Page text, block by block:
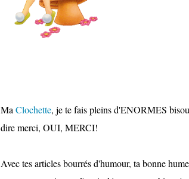
Ma Clochette, je te fais pleins d'ENORMES
dire merci, OUI, MERCI!
Avec tes articles bourrés d'humour, ta bonne